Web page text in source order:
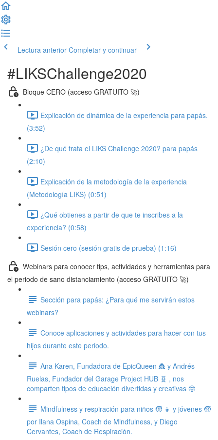
Lectura anterior Completar y continuar
#LIKSChallenge2020
Bloque CERO (acceso GRATUITO 🚀)
Explicación de dinámica de la experiencia para papás.
(3:52)
¿De qué trata el LIKS Challenge 2020? para papás
(2:10)
Explicación de la metodología de la experiencia
(Metodología LIKS) (0:51)
¿Qué obtienes a partir de que te inscribes a la
experiencia? (0:58)
Sesión cero (sesión gratis de prueba) (1:16)
Webinars para conocer tips, actividades y herramientas para
el periodo de sano distanciamiento (acceso GRATUITO 🚀)
Sección para papás: ¿Para qué me servirán estos
webinars?
Conoce aplicaciones y actividades para hacer con tus
hijos durante este periodo.
Ana Karen, Fundadora de EpicQueen 👸 y Andrés
Ruelas, Fundador del Garage Project HUB 🧬 , nos
comparten tipos de educación divertidas y creativas 🤓
Mindfulness y respiración para niños 🧒 👧 y jóvenes 🧒
por Ilana Ospina, Coach de Mindfulness, y Diego
Cervantes, Coach de Respiración.